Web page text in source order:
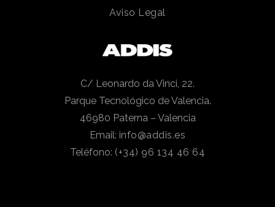
Aviso Legal
C/ Leonardo da Vinci, 22.
Parque Tecnológico de Valencia.
46980 Paterna – Valencia
Email: info@addis.es
Teléfono: (+34) 96 134 46 64